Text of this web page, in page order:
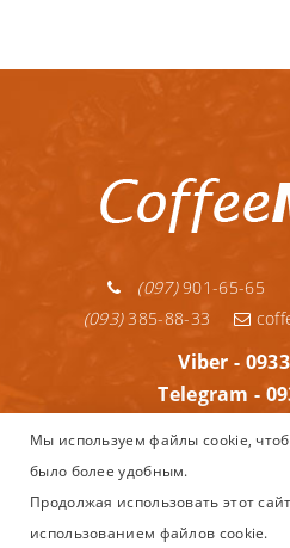
(097)901-65-65
(093)385-88-33
Viber -
Telegram -
WhatsApp -
Информация
Copyright © 2013–2025
Мы используем файлы cookie,
было более удобным.
Продолжая использовать этот
использованием файлов cookie.